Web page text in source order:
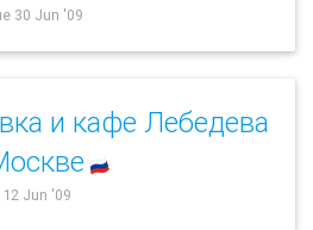
30 Jun '09
и кафе Лебедева
🇷🇺
12 Jun '09